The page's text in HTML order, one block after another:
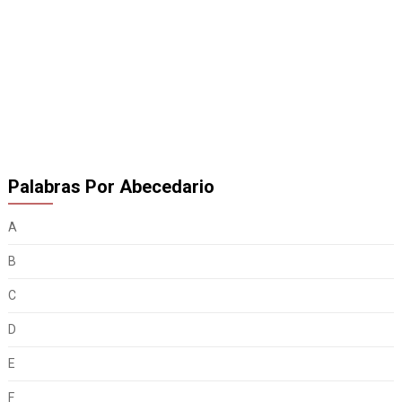
Palabras Por Abecedario
A
B
C
D
E
F